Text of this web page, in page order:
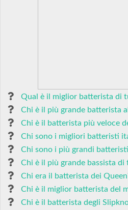
Qual è il miglior batterista di
Chi è il più grande batterista
Chi è il batterista più veloce
Chi sono i migliori batteristi
Chi sono i più grandi
Chi è il più grande bassista
Chi era il batterista dei
Chi è il miglior batterista del
Chi è il batterista degli